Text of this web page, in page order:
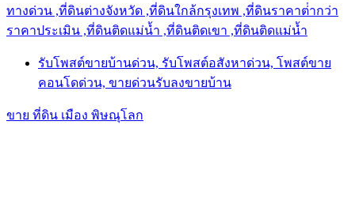
ทางด่วน ,ที่ดินต่างจังหวัด ,ที่ดินใกล้กรุงเทพ ,ที่ดินราคาต่ํากว่า
ราคาประเมิน ,ที่ดินติดแม่น้ำ ,ที่ดินติดเขา ,ที่ดินติดแม่น้ำ
รับโพสต์ขายบ้านด่วน, รับโพสต์อสังหาด่วน, โพสต์ขาย
คอนโดด่วน, ขายด่วนรับลงขายบ้าน
ขาย ที่ดิน เมือง พิษณุโลก